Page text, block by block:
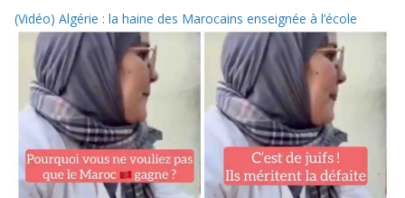
(Vidéo) Algérie : la haine des Marocains enseignée à l’école